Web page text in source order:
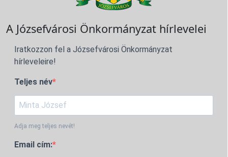
A Józsefvárosi Önkormányzat hírlevelei
Iratkozzon fel a Józsefvárosi Önkormányzat
hírleveleire!
Teljes név
Adja meg teljes nevét!
Email cím: